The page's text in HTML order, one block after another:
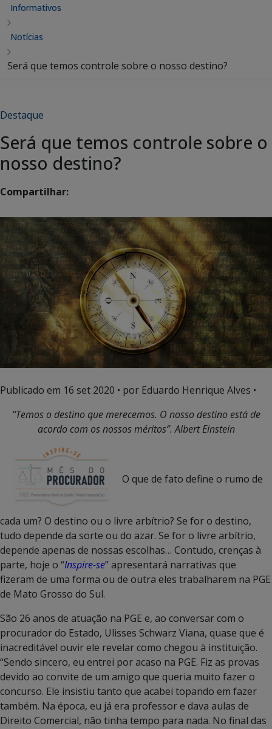
Informativos
Notícias
Será que temos controle sobre o nosso destino?
Destaque
Será que temos controle sobre o
nosso destino?
Compartilhar:
Publicado em 16 set 2020 • por Eduardo Henrique Alves •
“Temos o destino que merecemos. O nosso destino está de
acordo com os nossos méritos”. Albert Einstein
O que de fato define o rumo de
cada um? O destino ou o livre arbítrio? Se for o destino,
tudo depende da sorte ou do azar. Se for o livre arbítrio,
depende apenas de nossas escolhas… Contudo, crenças à
parte, hoje o “Inspire-se” apresentará narrativas que
fizeram de uma forma ou de outra eles trabalharem na PGE
de Mato Grosso do Sul.
São 26 anos de atuação na PGE e, ao conversar com o
procurador do Estado, Ulisses Schwarz Viana, quase que é
inacreditável ouvir ele revelar como chegou à instituição.
“Sendo sincero, eu entrei por acaso na PGE. Fiz as provas
devido ao convite de um amigo que queria muito fazer o
concurso. Ele insistiu tanto que acabei topando em fazer
também. Na época, eu já era professor e dava aulas de
Direito Comercial, não tinha tempo para nada. No final das